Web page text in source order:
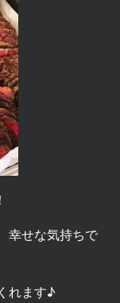
幸せな気持ちで
れます♪